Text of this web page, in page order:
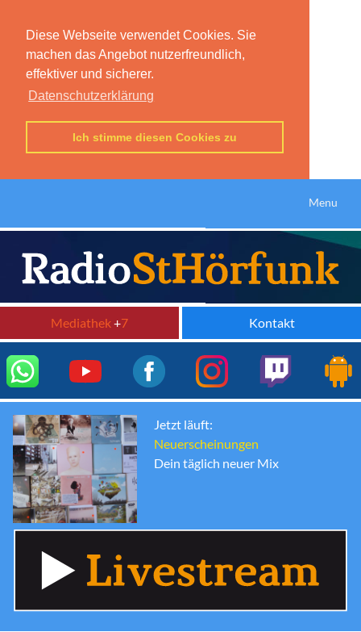
Diese Webseite verwendet Cookies. Sie
machen das Angebot nutzerfreundlich,
effektiver und sicherer.
Datenschutzerklärung
Ich stimme diesen Cookies zu
Menu
Mediathek+7 Kontakt
Jetzt läuft:
Neuerscheinungen
Dein täglich neuer Mix